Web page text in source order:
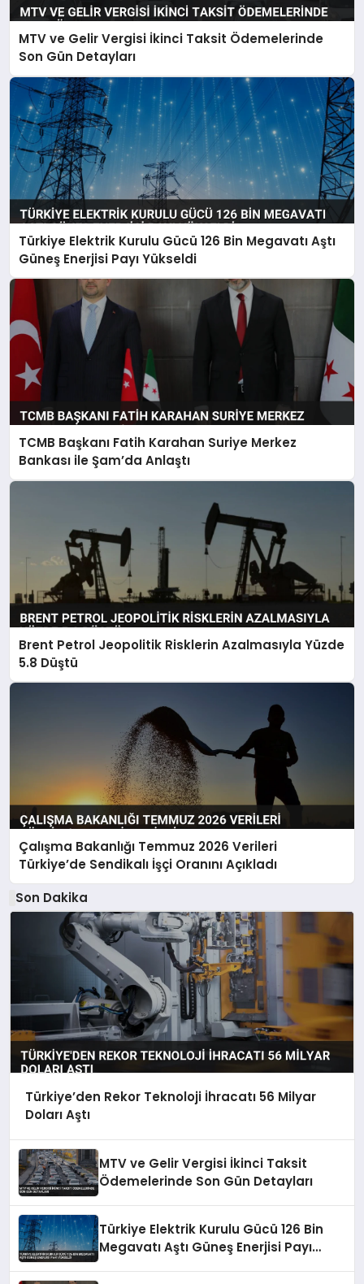
MTV ve Gelir Vergisi İkinci Taksit Ödemelerinde
Son Gün Detayları
Türkiye Elektrik Kurulu Gücü 126 Bin Megavatı Aştı
Güneş Enerjisi Payı Yükseldi
TCMB Başkanı Fatih Karahan Suriye Merkez
Bankası ile Şam’da Anlaştı
Brent Petrol Jeopolitik Risklerin Azalmasıyla Yüzde
5.8 Düştü
Çalışma Bakanlığı Temmuz 2026 Verileri
Türkiye’de Sendikalı İşçi Oranını Açıkladı
Son Dakika
Türkiye’den Rekor Teknoloji İhracatı 56 Milyar
Doları Aştı
MTV ve Gelir Vergisi İkinci Taksit
Ödemelerinde Son Gün Detayları
Türkiye Elektrik Kurulu Gücü 126 Bin
Megavatı Aştı Güneş Enerjisi Payı